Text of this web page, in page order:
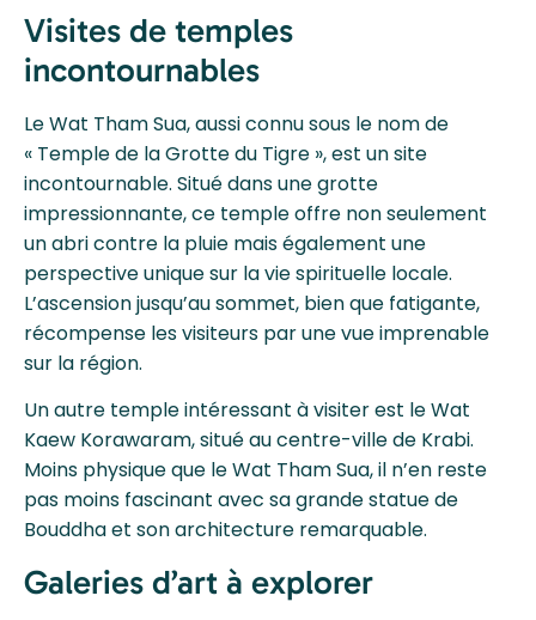
Visites de temples
incontournables
Le Wat Tham Sua, aussi connu sous le nom de
« Temple de la Grotte du Tigre », est un site
incontournable. Situé dans une grotte
impressionnante, ce temple offre non seulement
un abri contre la pluie mais également une
perspective unique sur la vie spirituelle locale.
L’ascension jusqu’au sommet, bien que fatigante,
récompense les visiteurs par une vue imprenable
sur la région.
Un autre temple intéressant à visiter est le Wat
Kaew Korawaram, situé au centre-ville de Krabi.
Moins physique que le Wat Tham Sua, il n’en reste
pas moins fascinant avec sa grande statue de
Bouddha et son architecture remarquable.
Galeries d’art à explorer